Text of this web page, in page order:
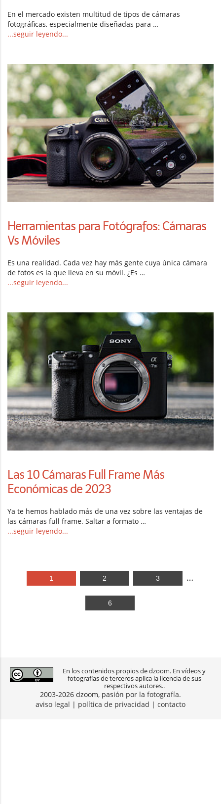
En el mercado existen multitud de tipos de cámaras
fotográficas, especialmente diseñadas para …
...seguir leyendo...
Herramientas para Fotógrafos: Cámaras
Vs Móviles
Es una realidad. Cada vez hay más gente cuya única cámara
de fotos es la que lleva en su móvil. ¿Es …
...seguir leyendo...
Las 10 Cámaras Full Frame Más
Económicas de 2023
Ya te hemos hablado más de una vez sobre las ventajas de
las cámaras full frame. Saltar a formato …
...seguir leyendo...
1 2 3 …
6
En los contenidos propios de dzoom. En vídeos y
fotografías de terceros aplica la licencia de sus
respectivos autores..
2003-2026 dzoom, pasión por la fotografía.
aviso legal | política de privacidad | contacto